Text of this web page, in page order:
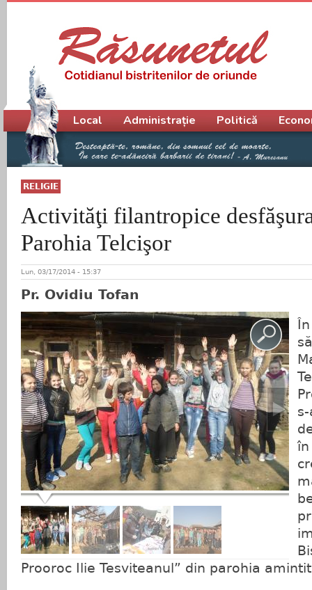
RELIGIE
Activităţi filantropice
Parohia Telcişor
Lun, 03/17/2014 - 15:37
Pr. Ovidiu Tofan
în
Prooroc Ilie Tesviteanul” din parohia
Meniu principal
Local Administrație Politică